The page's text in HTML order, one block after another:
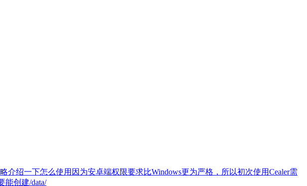
介绍一下怎么使用因为安卓端权限要求比Windows更为严格，所以初次使用Cealer需
能创建/data/